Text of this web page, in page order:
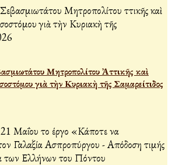
Μητροπολίτου Ἀττικῆς καὶ
γιὰ τὴν Κυριακὴ τῆς Σαμαρείτιδος